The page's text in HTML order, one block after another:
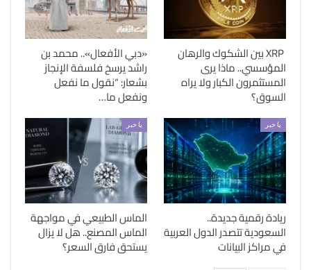
XRP بين الشكوك والرهان
المؤسسي.. ماذا يرى
المستثمرون الكبار ولا يراه
السوق؟
«دبي الأفعال».. محمد بن
راشد يرسخ فلسفة الإنجاز
بشعار: “نقول ما نفعل
ونفعل ما…
يا خبر
ريادة رقمية جديدة..
السعودية تتصدر الدول العربية
في مراكز البيانات
يا خبر
الماس الطبيعي في مواجهة
الماس المصنع.. هل لا يزال
يستحق فارق السعر؟